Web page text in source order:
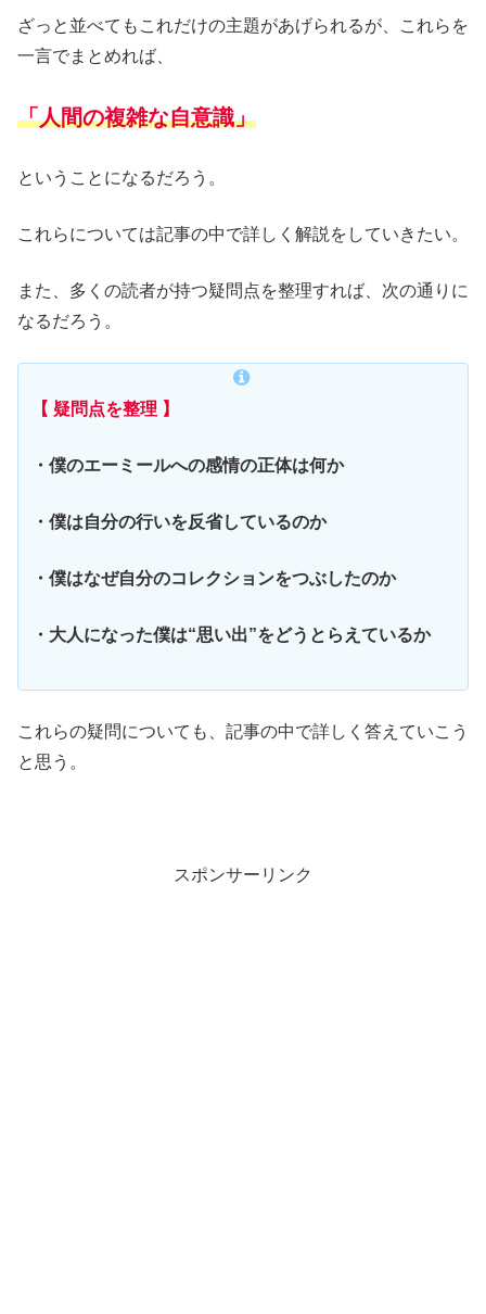
ざっと並べてもこれだけの主題があげられるが、これらを
一言でまとめれば、
「人間の複雑な自意識」
ということになるだろう。
これらについては記事の中で詳しく解説をしていきたい。
また、多くの読者が持つ疑問点を整理すれば、次の通りに
なるだろう。
【 疑問点を整理 】
・僕のエーミールへの感情の正体は何か
・僕は自分の行いを反省しているのか
・僕はなぜ自分のコレクションをつぶしたのか
・大人になった僕は“思い出”をどうとらえているか
これらの疑問についても、記事の中で詳しく答えていこう
と思う。
スポンサーリンク